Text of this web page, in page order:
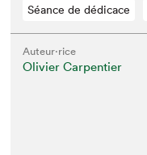
Séance de dédicace
Auteur·rice
Olivier Carpentier